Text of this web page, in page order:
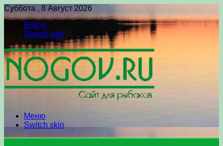
Суббота , 8 Август 2026
Войти
Switch skin
Меню
Switch skin